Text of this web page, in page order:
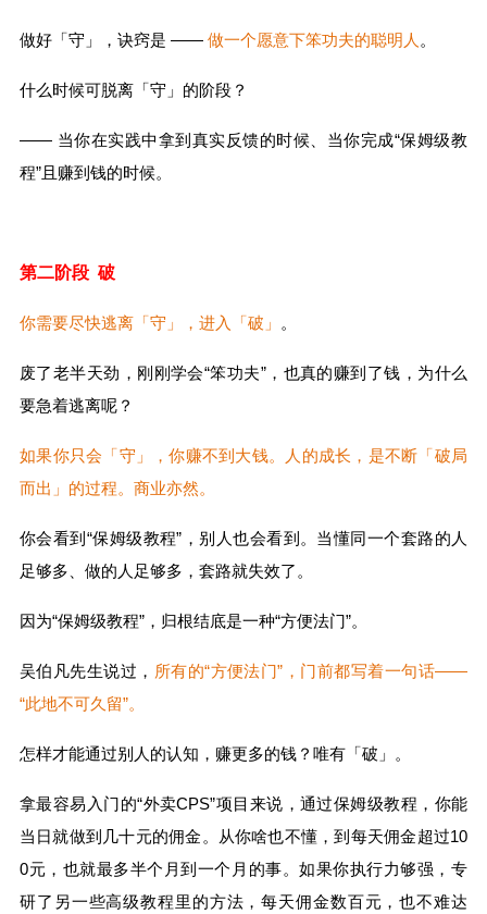
做好「守」，诀窍是 —— 做一个愿意下笨功夫的聪明人 。
什么时候可脱离「守」的阶段？
—— 当你在实践中拿到真实反馈的时候、当你完成“保姆级教
程”且赚到钱的时候。
第二阶段 破
你需要尽快逃离「守」，进入「破」 。
废了老半天劲，刚刚学会“笨功夫”，也真的赚到了钱，为什么
要急着逃离呢？
如果你只会「守」，你赚不到大钱。人的成长，是不断「破局
而出」的过程。商业亦然。
你会看到“保姆级教程”，别人也会看到。当懂同一个套路的人
足够多、做的人足够多，套路就失效了。
因为“保姆级教程”，归根结底是一种“方便法门”。
吴伯凡先生说过， 所有的“方便法门”，门前都写着一句话——
“此地不可久留”。
怎样才能通过别人的认知，赚更多的钱？唯有「破」。
拿最容易入门的“外卖CPS”项目来说，通过保姆级教程，你能
当日就做到几十元的佣金。从你啥也不懂，到每天佣金超过10
0元，也就最多半个月到一个月的事。如果你执行力够强，专
研了另一些高级教程里的方法，每天佣金数百元，也不难达